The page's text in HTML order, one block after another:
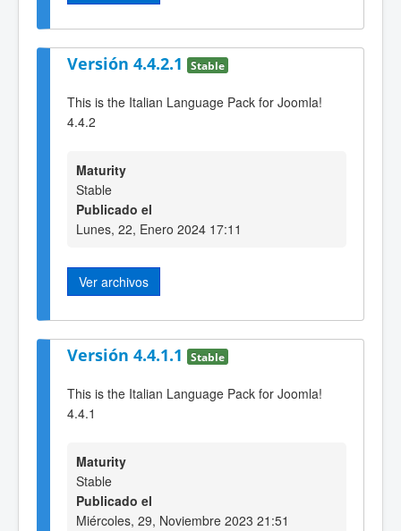
Versión 4.4.2.1 Stable
This is the Italian Language Pack for Joomla!
4.4.2
Maturity
Stable
Publicado el
Lunes, 22, Enero 2024 17:11
Ver archivos
Versión 4.4.1.1 Stable
This is the Italian Language Pack for Joomla!
4.4.1
Maturity
Stable
Publicado el
Miércoles, 29, Noviembre 2023 21:51